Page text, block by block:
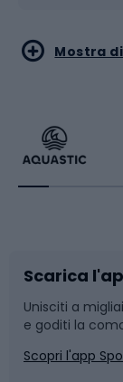
Sport
Bikepacking
Bushcraft
Corsa
Sport di arti
Sport con
Slitte e
Snowboard
Mostra
Scarica
Unisciti a
e goditi la
Scopri l'app